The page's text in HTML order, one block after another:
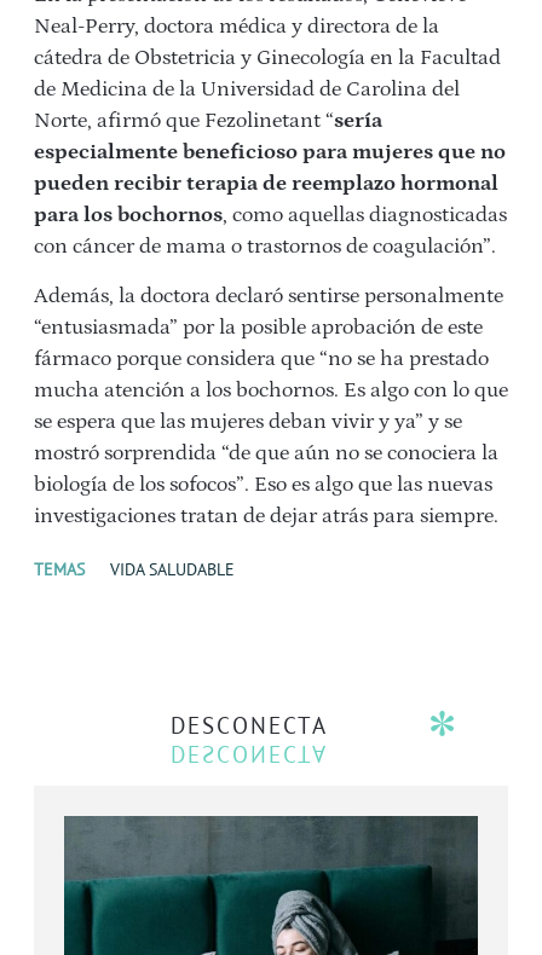
Neal-Perry, doctora médica y directora de la
cátedra de Obstetricia y Ginecología en la Facultad
de Medicina de la Universidad de Carolina del
Norte, afirmó que Fezolinetant “sería
especialmente beneficioso para mujeres que no
pueden recibir terapia de reemplazo hormonal
para los bochornos, como aquellas diagnosticadas
con cáncer de mama o trastornos de coagulación”.
Además, la doctora declaró sentirse personalmente
“entusiasmada” por la posible aprobación de este
fármaco porque considera que “no se ha prestado
mucha atención a los bochornos. Es algo con lo que
se espera que las mujeres deban vivir y ya” y se
mostró sorprendida “de que aún no se conociera la
biología de los sofocos”. Eso es algo que las nuevas
investigaciones tratan de dejar atrás para siempre.
TEMAS VIDA SALUDABLE
DESCONECTA